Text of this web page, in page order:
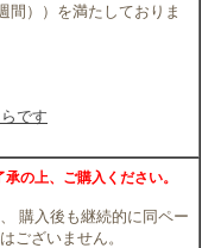
間））を満たしておりま
です
の上、ご購入ください。
購入後も継続的に同ペー
ございません。